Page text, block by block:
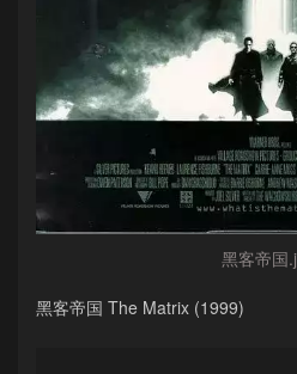
黑客帝国
黑客帝国 The Matrix (1999)